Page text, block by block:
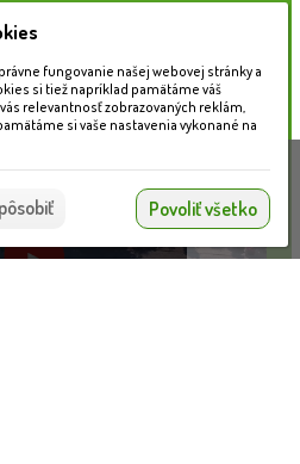
centrum
ktoré nám
našich
súborov
Súhlasím
fungovanie našej webovej stránky a
si tiež napríklad pamätáme váš
relevantnosť zobrazovaných reklám,
si vaše nastavenia vykonané na
Povoliť všetko